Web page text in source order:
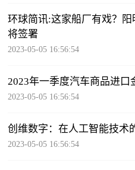
环球简讯:这家船厂有戏？
将签署
2023-05-05 16:56:54
2023年一季度汽车商品进口
2023-05-05 16:56:54
创维数字：在人工智能技术
2023-05-05 16:56:54